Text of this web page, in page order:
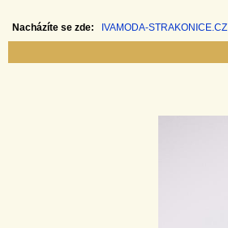
Nacházíte se zde: IVAMODA-STRAKONICE.CZ